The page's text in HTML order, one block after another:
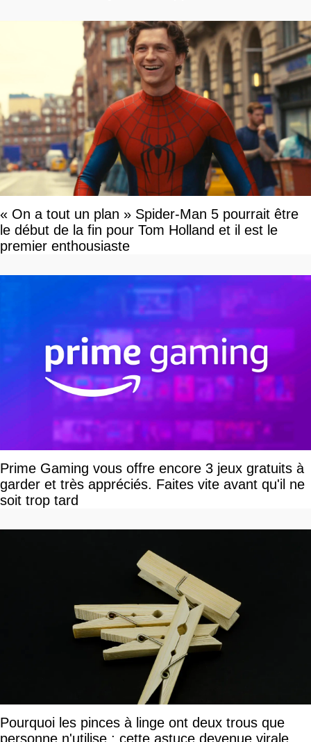
« On a tout un plan » Spider-Man 5 pourrait être
le début de la fin pour Tom Holland et il est le
premier enthousiaste
Prime Gaming vous offre encore 3 jeux gratuits à
garder et très appréciés. Faites vite avant qu'il ne
soit trop tard
Pourquoi les pinces à linge ont deux trous que
personne n'utilise : cette astuce devenue virale